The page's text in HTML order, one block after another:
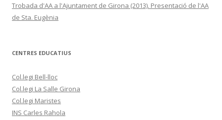
Trobada d'AA a l'Ajuntament de Girona (2013). Presentació de l'AA
de Sta. Eugènia
CENTRES EDUCATIUS
Col.legi Bell-lloc
Col.legi La Salle Girona
Col.legi Maristes
INS Carles Rahola